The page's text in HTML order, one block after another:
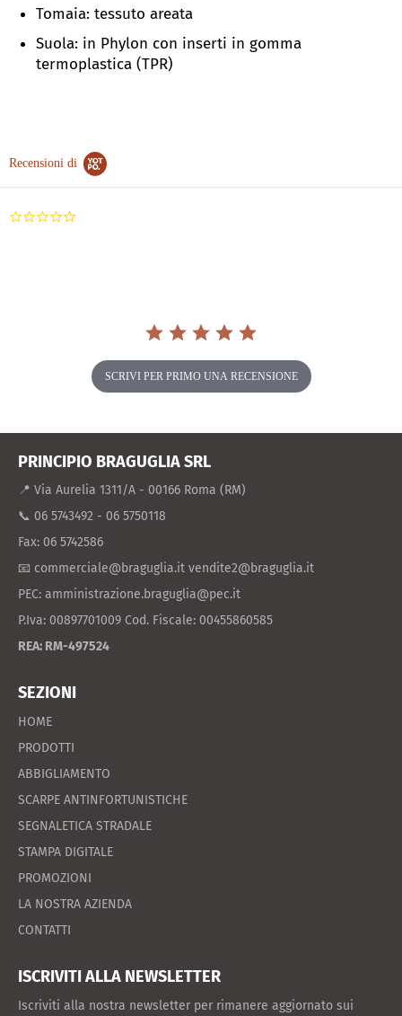
Tomaia: tessuto areata
Suola: in Phylon con inserti in gomma
termoplastica (TPR)
Recensioni di
SCRIVI PER PRIMO UNA RECENSIONE
PRINCIPIO BRAGUGLIA SRL
📍 Via Aurelia 1311/A - 00166 Roma (RM)
📞 06 5743492 - 06 5750118
Fax: 06 5742586
📧 commerciale@braguglia.it vendite2@braguglia.it
PEC: amministrazione.braguglia@pec.it
P.Iva: 00897701009 Cod. Fiscale: 00455860585
REA: RM-497524
SEZIONI
HOME
PRODOTTI
ABBIGLIAMENTO
SCARPE ANTINFORTUNISTICHE
SEGNALETICA STRADALE
STAMPA DIGITALE
PROMOZIONI
LA NOSTRA AZIENDA
CONTATTI
ISCRIVITI ALLA NEWSLETTER
Iscriviti alla nostra newsletter per rimanere aggiornato sui